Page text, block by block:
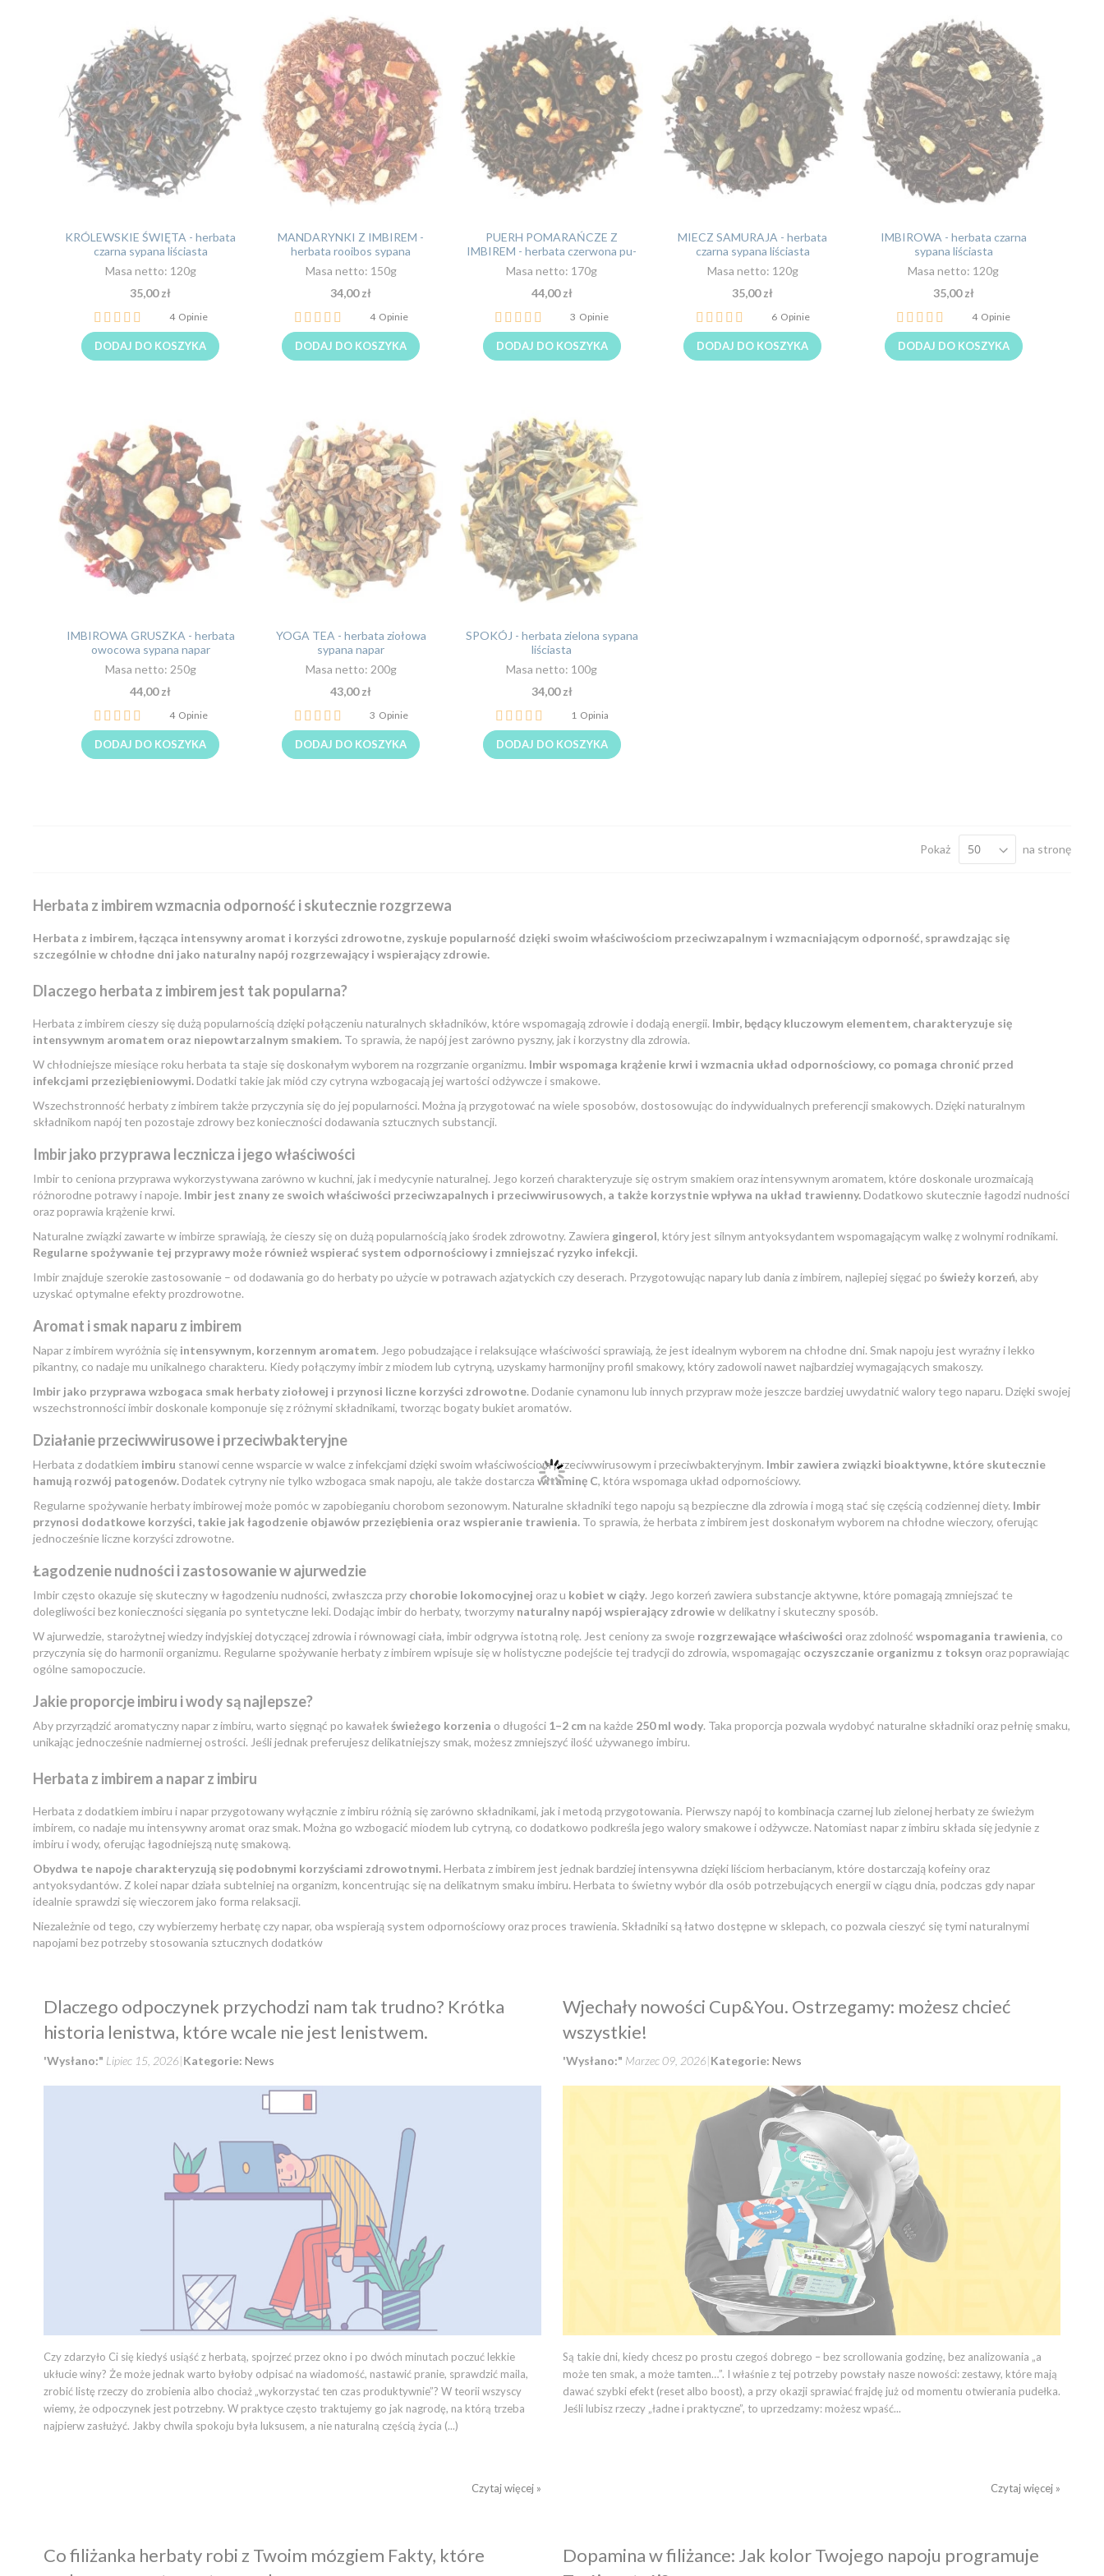
KRÓLEWSKIE ŚWIĘTA - herbata
czarna sypana liściasta
Masa netto: 120g
35,00 zł
Ocena:
100%
4 Opinie
DODAJ DO KOSZYKA
MANDARYNKI Z IMBIREM -
herbata rooibos sypana
Masa netto: 150g
34,00 zł
Ocena:
100%
4 Opinie
DODAJ DO KOSZYKA
PUERH POMARAŃCZE Z
IMBIREM - herbata czerwona pu-
erh sypana liściasta
Masa netto: 170g
44,00 zł
Ocena:
93%
3 Opinie
DODAJ DO KOSZYKA
MIECZ SAMURAJA - herbata
czarna sypana liściasta
Masa netto: 120g
35,00 zł
Ocena:
100%
6 Opinie
DODAJ DO KOSZYKA
IMBIROWA - herbata czarna
sypana liściasta
Masa netto: 120g
35,00 zł
Ocena:
100%
4 Opinie
DODAJ DO KOSZYKA
IMBIROWA GRUSZKA - herbata
owocowa sypana napar
Masa netto: 250g
44,00 zł
Ocena:
100%
4 Opinie
DODAJ DO KOSZYKA
YOGA TEA - herbata ziołowa
sypana napar
Masa netto: 200g
43,00 zł
Ocena:
100%
3 Opinie
DODAJ DO KOSZYKA
SPOKÓJ - herbata zielona sypana
liściasta
Masa netto: 100g
34,00 zł
Ocena:
100%
1 Opinia
DODAJ DO KOSZYKA
Pokaż na stronę
Herbata z imbirem wzmacnia odporność i skutecznie rozgrzewa
Herbata z imbirem, łącząca intensywny aromat i korzyści zdrowotne, zyskuje popularność dzięki swoim właściwościom przeciwzapalnym i wzmacniającym odporność, sprawdzając się
szczególnie w chłodne dni jako naturalny napój rozgrzewający i wspierający zdrowie.
Dlaczego herbata z imbirem jest tak popularna?
Herbata z imbirem cieszy się dużą popularnością dzięki połączeniu naturalnych składników, które wspomagają zdrowie i dodają energii. Imbir, będący kluczowym elementem, charakteryzuje się
intensywnym aromatem oraz niepowtarzalnym smakiem. To sprawia, że napój jest zarówno pyszny, jak i korzystny dla zdrowia.
W chłodniejsze miesiące roku herbata ta staje się doskonałym wyborem na rozgrzanie organizmu. Imbir wspomaga krążenie krwi i wzmacnia układ odpornościowy, co pomaga chronić przed
infekcjami przeziębieniowymi.Dodatki takie jak miód czy cytryna wzbogacają jej wartości odżywcze i smakowe.
Wszechstronność herbaty z imbirem także przyczynia się do jej popularności. Można ją przygotować na wiele sposobów, dostosowując do indywidualnych preferencji smakowych. Dzięki naturalnym
składnikom napój ten pozostaje zdrowy bez konieczności dodawania sztucznych substancji.
Imbir jako przyprawa lecznicza i jego właściwości
Imbir to ceniona przyprawa wykorzystywana zarówno w kuchni, jak i medycynie naturalnej. Jego korzeń charakteryzuje się ostrym smakiem oraz intensywnym aromatem, które doskonale urozmaicają
różnorodne potrawy i napoje. Imbir jest znany ze swoich właściwości przeciwzapalnych i przeciwwirusowych, a także korzystnie wpływa na układ trawienny.Dodatkowo skutecznie łagodzi nudności
oraz poprawia krążenie krwi.
Naturalne związki zawarte w imbirze sprawiają, że cieszy się on dużą popularnością jako środek zdrowotny. Zawiera gingerol, który jest silnym antyoksydantem wspomagającym walkę z wolnymi rodnikami.
Regularne spożywanie tej przyprawy może również wspierać system odpornościowy i zmniejszać ryzyko infekcji.
Imbir znajduje szerokie zastosowanie – od dodawania go do herbaty po użycie w potrawach azjatyckich czy deserach. Przygotowując napary lub dania z imbirem, najlepiej sięgać poświeży korzeń, aby
uzyskać optymalne efekty prozdrowotne.
Aromat i smak naparu z imbirem
Napar z imbirem wyróżnia się intensywnym, korzennym aromatem. Jego pobudzające i relaksujące właściwości sprawiają, że jest idealnym wyborem na chłodne dni. Smak napoju jest wyraźny i lekko
pikantny, co nadaje mu unikalnego charakteru. Kiedy połączymy imbir z miodem lub cytryną, uzyskamy harmonijny profil smakowy, który zadowoli nawet najbardziej wymagających smakoszy.
Imbir jako przyprawa wzbogaca smak herbaty ziołowej i przynosi liczne korzyści zdrowotne. Dodanie cynamonu lub innych przypraw może jeszcze bardziej uwydatnić walory tego naparu. Dzięki swojej
wszechstronności imbir doskonale komponuje się z różnymi składnikami, tworząc bogaty bukiet aromatów.
Działanie przeciwwirusowe i przeciwbakteryjne
Herbata z dodatkiem imbiru stanowi cenne wsparcie w walce z infekcjami dzięki swoim właściwościom przeciwwirusowym i przeciwbakteryjnym. Imbir zawiera związki bioaktywne, które skutecznie
hamują rozwój patogenów.Dodatek cytryny nie tylko wzbogaca smak napoju, ale także dostarczawitaminę C, która wspomaga układ odpornościowy.
Regularne spożywanie herbaty imbirowej może pomóc w zapobieganiu chorobom sezonowym. Naturalne składniki tego napoju są bezpieczne dla zdrowia i mogą stać się częścią codziennej diety. Imbir
przynosi dodatkowe korzyści, takie jak łagodzenie objawów przeziębienia oraz wspieranie trawienia. To sprawia, że herbata z imbirem jest doskonałym wyborem na chłodne wieczory, oferując
jednocześnie liczne korzyści zdrowotne.
Łagodzenie nudności i zastosowanie w ajurwedzie
Imbir często okazuje się skuteczny w łagodzeniu nudności, zwłaszcza przy chorobie lokomocyjnej oraz u kobiet w ciąży. Jego korzeń zawiera substancje aktywne, które pomagają zmniejszać te
dolegliwości bez konieczności sięgania po syntetyczne leki. Dodając imbir do herbaty, tworzymy naturalny napój wspierający zdrowiew delikatny i skuteczny sposób.
W ajurwedzie, starożytnej wiedzy indyjskiej dotyczącej zdrowia i równowagi ciała, imbir odgrywa istotną rolę. Jest ceniony za swoje rozgrzewające właściwości oraz zdolnośćwspomagania trawienia, co
przyczynia się do harmonii organizmu. Regularne spożywanie herbaty z imbirem wpisuje się w holistyczne podejście tej tradycji do zdrowia, wspomagając oczyszczanie organizmu z toksyn oraz poprawiając
ogólne samopoczucie.
Jakie proporcje imbiru i wody są najlepsze?
Aby przyrządzić aromatyczny napar z imbiru, warto sięgnąć po kawałekświeżego korzenia o długości 1–2 cm na każde 250 ml wody. Taka proporcja pozwala wydobyć naturalne składniki oraz pełnię smaku,
unikając jednocześnie nadmiernej ostrości. Jeśli jednak preferujesz delikatniejszy smak, możesz zmniejszyć ilość używanego imbiru.
Herbata z imbirem a napar z imbiru
Herbata z dodatkiem imbiru i napar przygotowany wyłącznie z imbiru różnią się zarówno składnikami, jak i metodą przygotowania. Pierwszy napój to kombinacja czarnej lub zielonej herbaty ze świeżym
imbirem, co nadaje mu intensywny aromat oraz smak. Można go wzbogacić miodem lub cytryną, co dodatkowo podkreśla jego walory smakowe i odżywcze. Natomiast napar z imbiru składa się jedynie z
imbiru i wody, oferując łagodniejszą nutę smakową.
Obydwa te napoje charakteryzują się podobnymi korzyściami zdrowotnymi.Herbata z imbirem jest jednak bardziej intensywna dzięki liściom herbacianym, które dostarczają kofeiny oraz
antyoksydantów. Z kolei napar działa subtelniej na organizm, koncentrując się na delikatnym smaku imbiru. Herbata to świetny wybór dla osób potrzebujących energii w ciągu dnia, podczas gdy napar
idealnie sprawdzi się wieczorem jako forma relaksacji.
Niezależnie od tego, czy wybierzemy herbatę czy napar, oba wspierają system odpornościowy oraz proces trawienia. Składniki są łatwo dostępne w sklepach, co pozwala cieszyć się tymi naturalnymi
napojami bez potrzeby stosowania sztucznych dodatków
Dlaczego odpoczynek przychodzi nam tak trudno? Krótka
historia lenistwa, które wcale nie jest lenistwem.
'Wysłano:" Lipiec 15, 2026 Kategorie: News
Czy zdarzyło Ci się kiedyś usiąść z herbatą, spojrzeć przez okno i po dwóch minutach poczuć lekkie
ukłucie winy? Że może jednak warto byłoby odpisać na wiadomość, nastawić pranie, sprawdzić maila,
zrobić listę rzeczy do zrobienia albo chociaż „wykorzystać ten czas produktywnie”? W teorii wszyscy
wiemy, że odpoczynek jest potrzebny. W praktyce często traktujemy go jak nagrodę, na którą trzeba
najpierw zasłużyć. Jakby chwila spokoju była luksusem, a nie naturalną częścią życia (...)
Czytaj więcej »
Wjechały nowości Cup&You. Ostrzegamy: możesz chcieć
wszystkie!
'Wysłano:" Marzec 09, 2026 Kategorie: News
Są takie dni, kiedy chcesz po prostu czegoś dobrego – bez scrollowania godzinę, bez analizowania „a
może ten smak, a może tamten…”. I właśnie z tej potrzeby powstały nasze nowości: zestawy, które mają
dawać szybki efekt (reset albo boost), a przy okazji sprawiać frajdę już od momentu otwierania pudełka.
Jeśli lubisz rzeczy „ładne i praktyczne”, to uprzedzamy: możesz wpaść...
Czytaj więcej »
Co filiżanka herbaty robi z Twoim mózgiem Fakty, które
Dopamina w filiżance: Jak kolor Twojego napoju programuje